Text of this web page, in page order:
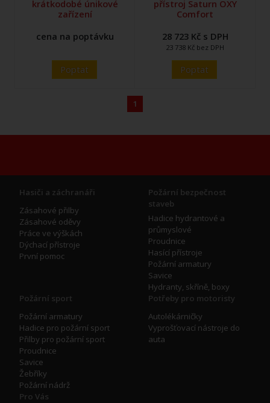
krátkodobé únikové
zařízení
cena na poptávku
Poptat
přístroj Saturn OXY
Comfort
28 723 Kč s DPH
23 738 Kč bez DPH
Poptat
1
Hasiči a záchranáři
Zásahové přilby
Zásahové oděvy
Práce ve výškách
Dýchací přístroje
První pomoc
Požární bezpečnost
staveb
Hadice hydrantové a
průmyslové
Proudnice
Hasící přístroje
Požární armatury
Savice
Hydranty, skříně, boxy
Požární sport
Požární armatury
Hadice pro požární sport
Přilby pro požární sport
Proudnice
Savice
Žebříky
Požární nádrž
Potřeby pro motoristy
Autolékárničky
Vyprošťovací nástroje do
auta
Pro Vás